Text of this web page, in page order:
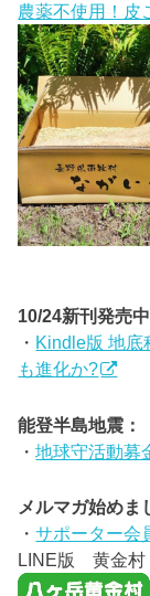
農薬不使用！
10/24新刊発売中
・ Kindle版 地底
も進化か?
能登半島地震：
・地球守活動募
メルマガ始めま
・サポーター会
LINE版 黄金村